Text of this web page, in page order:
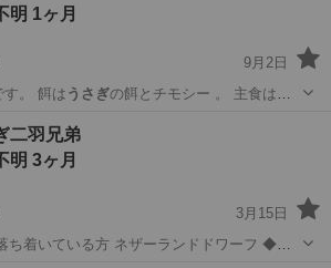
明 1ヶ月
9月2日
す。 餌は うさぎの餌とチモシー 。 主食はチ
駅 その他
二羽兄弟
明 3ヶ月
3月15日
ネザーランドドワーフ ◆健